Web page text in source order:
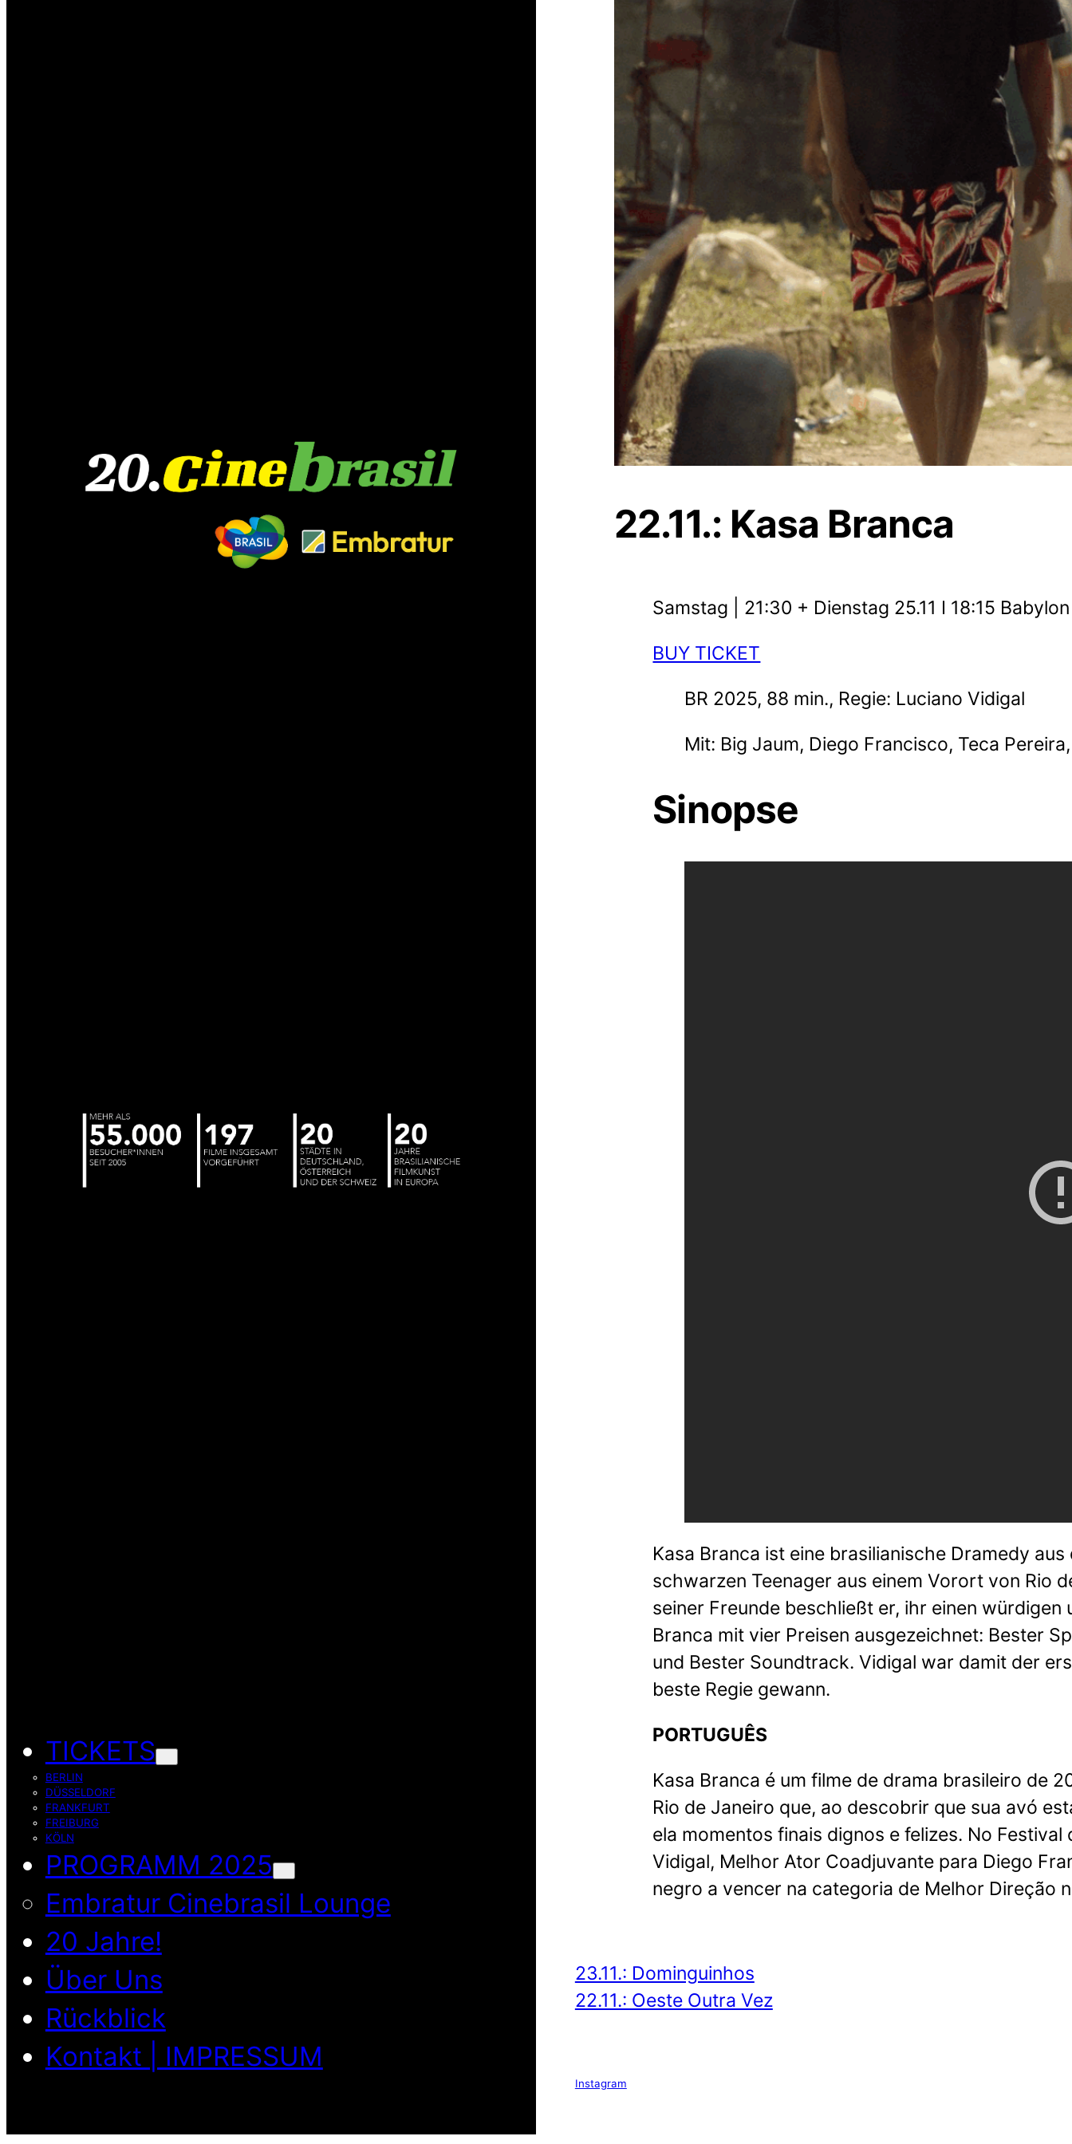
TICKETS
BERLIN
DÜSSELDORF
FRANKFURT
FREIBURG
KÖLN
PROGRAMM 2025
Embratur Cinebrasil Lounge
20 Jahre!
Über Uns
Rückblick
Kontakt | IMPRESSUM
22.11.: Kasa Branca
Samstag | 21:30 + Dienstag 25.11 I 18:15
BUY TICKET
BR 2025, 88 min., Regie: Luciano Vidigal
Mit: Big Jaum, Diego Francisco, Teca
Sinopse
Kasa Branca ist eine brasilianische Dramedy
schwarzen Teenager aus einem Vorort von Rio
seiner Freunde beschließt er, ihr einen
Branca mit vier Preisen ausgezeichnet: Bester
und Bester Soundtrack. Vidigal war damit der
beste Regie gewann.
PORTUGUÊS
Kasa Branca é um filme de drama brasileiro de
Rio de Janeiro que, ao descobrir que sua avó
ela momentos finais dignos e felizes. No
Vidigal, Melhor Ator Coadjuvante para Diego
negro a vencer na categoria de Melhor Direção
23.11.: Dominguinhos
22.11.: Oeste Outra Vez
Instagram